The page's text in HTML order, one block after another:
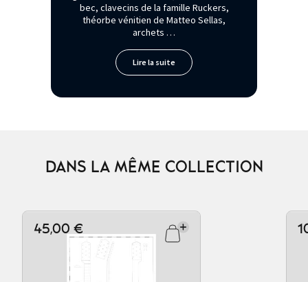
bec, clavecins de la famille Ruckers,
théorbe vénitien de Matteo Sellas,
archets …
Lire la suite
DANS LA MÊME COLLECTION
45,00 €
Ajouter au panier